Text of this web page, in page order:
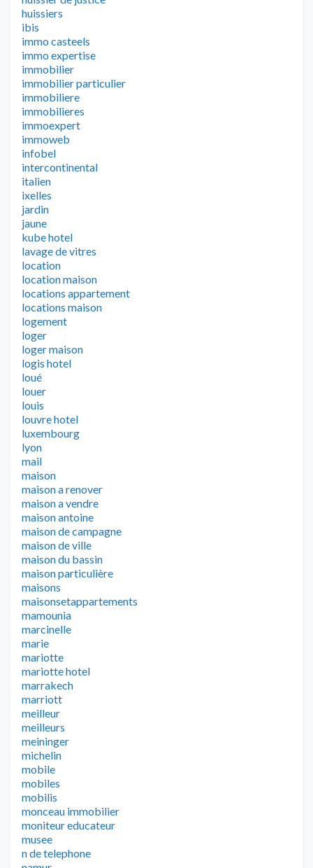
huissiers
ibis
immo casteels
immo expertise
immobilier
immobilier particulier
immobiliere
immobilieres
immoexpert
immoweb
infobel
intercontinental
italien
ixelles
jardin
jaune
kube hotel
lavage de vitres
location
location maison
locations appartement
locations maison
logement
loger
loger maison
logis hotel
loué
louer
louis
louvre hotel
luxembourg
lyon
mail
maison
maison a renover
maison a vendre
maison antoine
maison de campagne
maison de ville
maison du bassin
maison particulière
maisons
maisonsetappartements
mamounia
marcinelle
marie
mariotte
mariotte hotel
marrakech
marriott
meilleur
meilleurs
meininger
michelin
mobile
mobiles
mobilis
monceau immobilier
moniteur educateur
musee
n de telephone